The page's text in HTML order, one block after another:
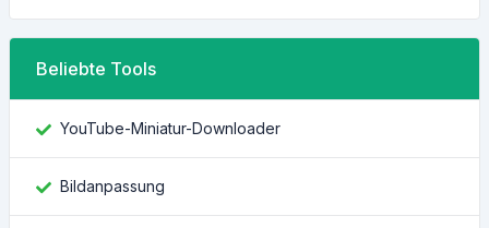
Beliebte Tools
YouTube-Miniatur-Downloader
Bildanpassung